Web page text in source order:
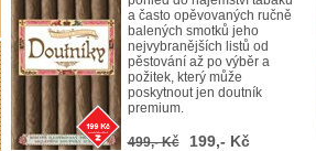
a často opěvovaných ručně
balených smotků jeho
nejvybranějších listů od
pěstování až po výběr a
požitek, který může
poskytnout jen doutník
premium.
499,- Kč 199,- Kč